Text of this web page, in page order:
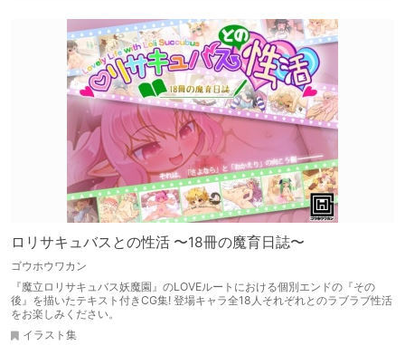
ロリサキュバスとの性活 〜18冊の魔育日誌〜
ゴウホウワカン
『魔立ロリサキュバス妖魔園』のLOVEルートにおける個別エンドの『その
後』を描いたテキスト付きCG集! 登場キャラ全18人それぞれとのラブラブ性活
をお楽しみください。
イラスト集